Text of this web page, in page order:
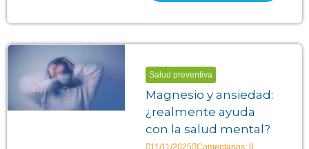
Salud preventiva
Magnesio y ansiedad:
¿realmente ayuda
con la salud mental?
11/11/2025 Comentarios: 0